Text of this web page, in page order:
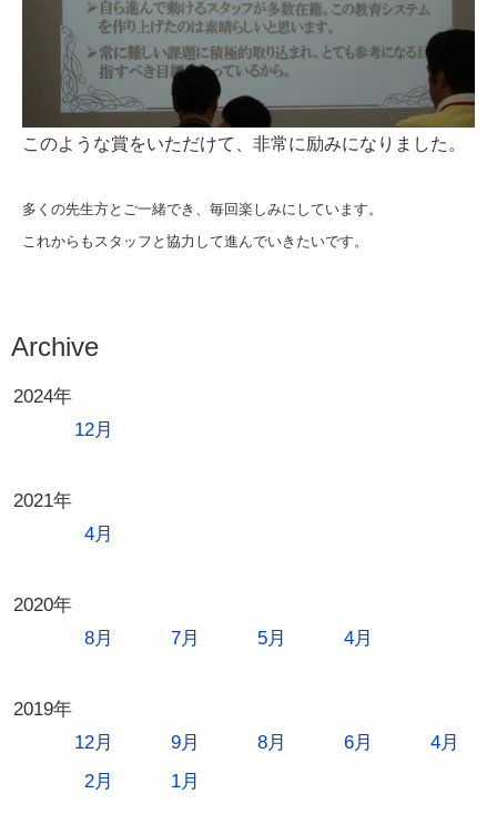
このような賞をいただけて、非常に励みになりました。
多くの先生方とご一緒でき、毎回楽しみにしています。
これからもスタッフと協力して進んでいきたいです。
Archive
2024年
12月
2021年
4月
2020年
8月
7月 5月 4月
2019年
12月
9月 8月 6月
4月
2月
1月